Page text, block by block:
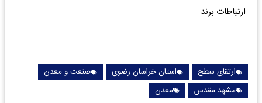
ارتباطات برند
ارتقای سطح استان خراسان رضوی
صنعت و معدن
مشهد مقدس
معدن